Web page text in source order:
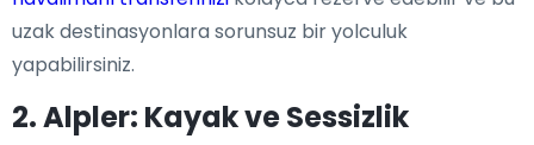
uzak destinasyonlara sorunsuz bir yolculuk
yapabilirsiniz.
2. Alpler: Kayak ve Sessizlik